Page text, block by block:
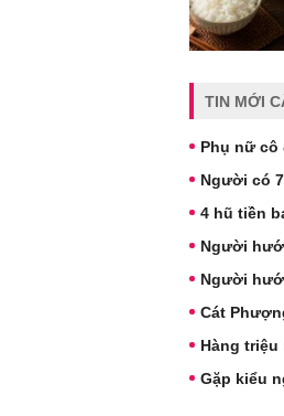
TIN MỚI
Phụ nữ cô
Người có
4 hũ tiền
Người
Người
Cát
Hàng
Gặp kiểu